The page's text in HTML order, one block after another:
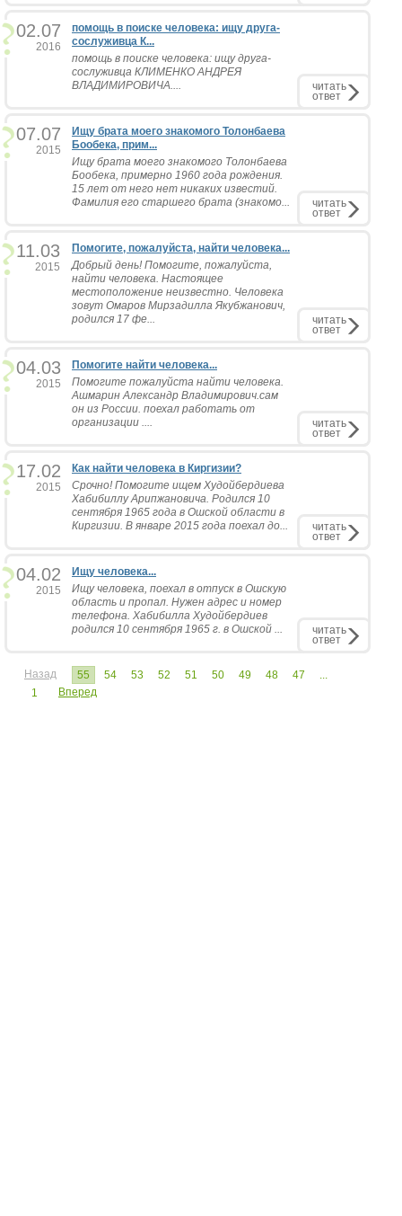
02.07
2016
помощь в поиске человека: ищу друга-
сослуживца К...
помощь в поиске человека: ищу друга-
сослуживца КЛИМЕНКО АНДРЕЯ
ВЛАДИМИРОВИЧА....
читать
ответ
07.07
2015
Ищу брата моего знакомого Толонбаева
Бообека, прим...
Ищу брата моего знакомого Толонбаева
Бообека, примерно 1960 года рождения.
15 лет от него нет никаких известий.
Фамилия его старшего брата (знакомо...
читать
ответ
11.03
2015
Помогите, пожалуйста, найти человека...
Добрый день! Помогите, пожалуйста,
найти человека. Настоящее
местоположение неизвестно. Человека
зовут Омаров Мирзадилла Якубжанович,
родился 17 фе...
читать
ответ
04.03
2015
Помогите найти человека...
Помогите пожалуйста найти человека.
Ашмарин Александр Владимирович.сам
он из России. поехал работать от
организации ....
читать
ответ
17.02
2015
Как найти человека в Киргизии?
Срочно! Помогите ищем Худойбердиева
Хабибиллу Арипжановича. Родился 10
сентября 1965 года в Ошской области в
Киргизии. В январе 2015 года поехал до...
читать
ответ
04.02
2015
Ищу человека...
Ищу человека, поехал в отпуск в Ошскую
область и пропал. Нужен адрес и номер
телефона. Хабибилла Худойбердиев
родился 10 сентября 1965 г. в Ошской ...
читать
ответ
Назад 55 54 53 52 51 50 49 48 47
...
1
Вперед